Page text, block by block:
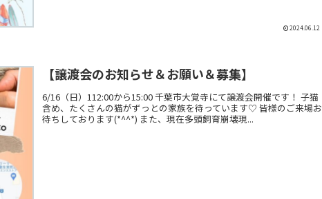
2024.06.12
【譲渡会のお知らせ＆お願い＆募集】
6/16（日）112:00から15:00 千葉市大覚寺にて譲渡会開催です！ 子猫
含め、たくさんの猫がずっとの家族を待っています♡ 皆様のご来場お
待ちしております(*^^*) また、現在多頭飼育崩壊現...